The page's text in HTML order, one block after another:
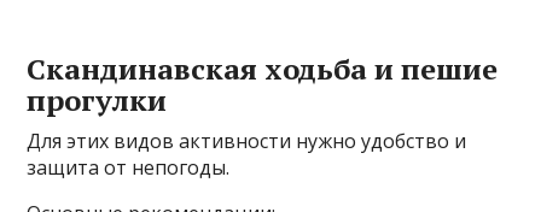
Скандинавская ходьба и пешие
прогулки
Для этих видов активности нужно удобство и
защита от непогоды.